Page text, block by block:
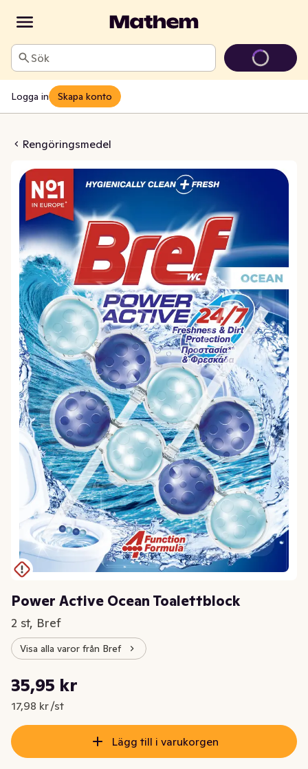
Sök
Logga in Skapa konto
Rengöringsmedel
Toalettblock
Power Active Ocean Toalettblock
2 st, Bref
Visa alla varor från Bref
Nuvarande pris är: 35,95 kr
35,95 kr
17,98 kr /st
Styckpris: 17,98 kr /st
Lägg till i varukorgen